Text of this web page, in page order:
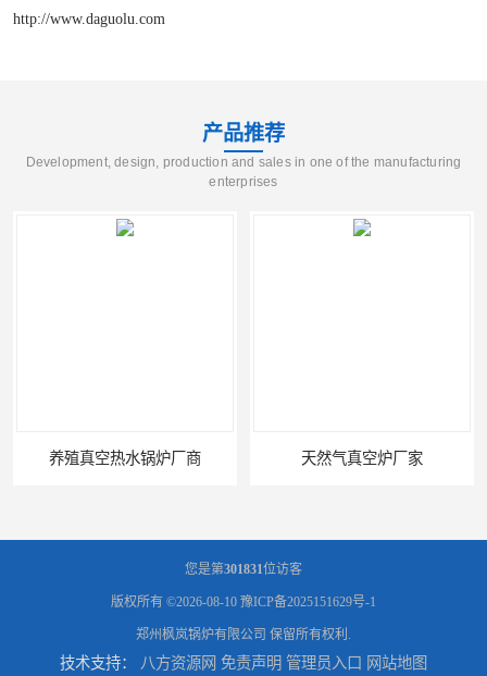
http://www.daguolu.com
产品推荐
Development, design, production and sales in one of the manufacturing
enterprises
天然气真空炉厂家 湿背式真空热水锅炉厂商
您是第301831位访客
版权所有 ©2026-08-10 豫ICP备2025151629号-1
郑州枫岚锅炉有限公司 保留所有权利.
技术支持： 八方资源网 免责声明 管理员入口 网站地图